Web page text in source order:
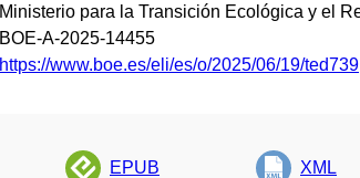
Ministerio para la Transición Ecológica y el
BOE-A-2025-14455
https://www.boe.es/eli/es/o/2025/06/19/ted739
EPUB XML